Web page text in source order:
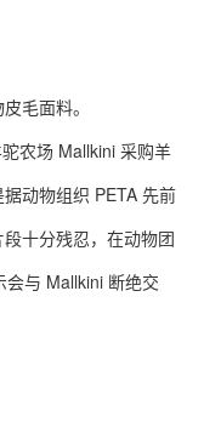
毛面料。
农场 Mallkini 采购羊
动物组织 PETA 先前
十分残忍，在动物团
与 Mallkini 断绝交